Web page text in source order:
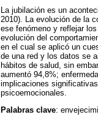
La jubilación es un
2010). La evolución de la
ese fenómeno y reflejar
evolución del
en el cual se aplicó un
de una red y los datos se
hábitos de salud, sin
aumentó 94,8%;
implicaciones
psicoemocionales.
Palabras clave: